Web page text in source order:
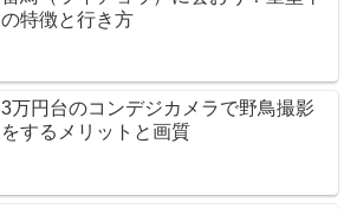
の特徴と行き方
3万円台のコンデジカメラで野鳥撮影
をするメリットと画質